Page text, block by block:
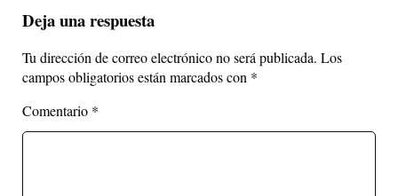
Deja una respuesta
Tu dirección de correo electrónico no será publicada. Los
campos obligatorios están marcados con *
Comentario *